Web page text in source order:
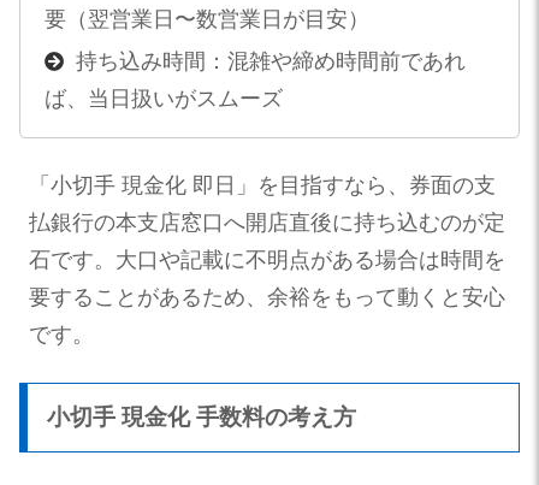
要（翌営業日〜数営業日が目安）
持ち込み時間：混雑や締め時間前であれ
ば、当日扱いがスムーズ
「小切手 現金化 即日」を目指すなら、券面の支
払銀行の本支店窓口へ開店直後に持ち込むのが定
石です。大口や記載に不明点がある場合は時間を
要することがあるため、余裕をもって動くと安心
です。
小切手 現金化 手数料の考え方